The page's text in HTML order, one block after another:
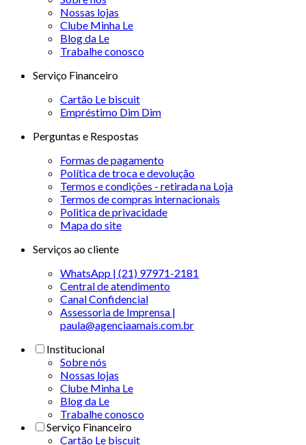
Nossas lojas
Clube Minha Le
Blog da Le
Trabalhe conosco
Serviço Financeiro
Cartão Le biscuit
Empréstimo Dim Dim
Perguntas e Respostas
Formas de pagamento
Política de troca e devolução
Termos e condições - retirada na Loja
Termos de compras internacionais
Politica de privacidade
Mapa do site
Serviços ao cliente
WhatsApp | (21) 97971-2181
Central de atendimento
Canal Confidencial
Assessoria de Imprensa |
paula@agenciaamais.com.br
Institucional
Sobre nós
Nossas lojas
Clube Minha Le
Blog da Le
Trabalhe conosco
Serviço Financeiro
Cartão Le biscuit